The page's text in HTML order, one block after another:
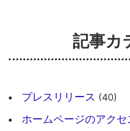
記事カ
プレスリリース (40)
ホームページのアクセ